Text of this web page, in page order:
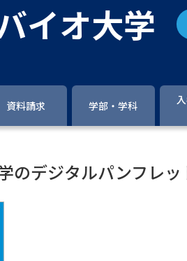
イオ大学
資料請求 学部・学科
のデジタルパンフレ